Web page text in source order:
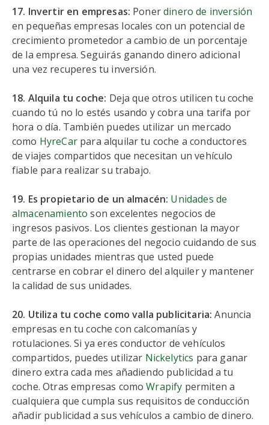
17. Invertir en empresas: Ponerdinero de inversión
en pequeñas empresas locales con un potencial de
crecimiento prometedor a cambio de un porcentaje
de la empresa. Seguirás ganando dinero adicional
una vez recuperes tu inversión.
18. Alquila tu coche: Deja que otros utilicen tu coche
cuando tú no lo estés usando y cobra una tarifa por
hora o día. También puedes utilizar un mercado
como HyreCarpara alquilar tu coche a conductores
de viajes compartidos que necesitan un vehículo
fiable para realizar su trabajo.
19. Es propietario de un almacén: Unidades de
almacenamiento son excelentes negocios de
ingresos pasivos. Los clientes gestionan la mayor
parte de las operaciones del negocio cuidando de sus
propias unidades mientras que usted puede
centrarse en cobrar el dinero del alquiler y mantener
la calidad de sus unidades.
20. Utiliza tu coche como valla publicitaria: Anuncia
empresas en tu coche con calcomanías y
rotulaciones. Si ya eres conductor de vehículos
compartidos, puedes utilizar Nickelytics para ganar
dinero extra cada mes añadiendo publicidad a tu
coche. Otras empresas comoWrapify permiten a
cualquiera que cumpla sus requisitos de conducción
añadir publicidad a sus vehículos a cambio de dinero.